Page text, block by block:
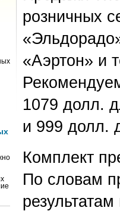
розничных
«Аэртон» и
1079 долл.
и 999 долл.
Комплект
По словам